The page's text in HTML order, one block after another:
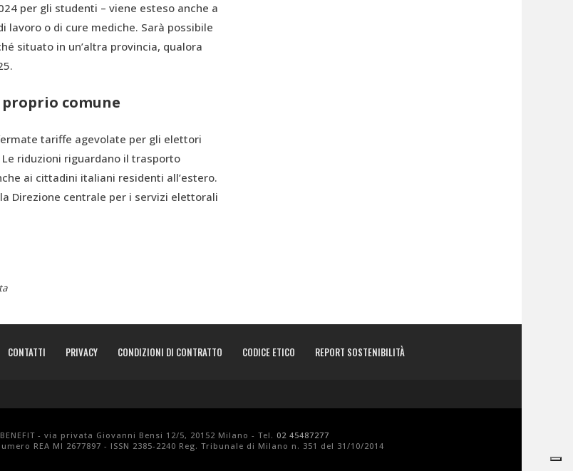
per gli studenti – viene esteso anche a
o di cure mediche. Sarà possibile
situato in un’altra provincia, qualora
comune
tariffe agevolate per gli elettori
riduzioni riguardano il trasporto
ai cittadini italiani residenti all’estero.
Direzione centrale per i servizi elettorali
CONTATTI PRIVACY CONDIZIONI DI CONTRATTO CODICE ETICO REPORT SOSTENIBILITÀ
BENEFIT - via privata Giovanni Bensi 12/5, 20152 Milano - Tel. 02 45487277
REA MI 2677897 - ISSN 2385-2240 Reg. Tribunale di Milano n. 351 del 31/10/2014